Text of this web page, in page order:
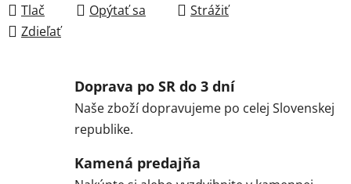
Tlač Opýtať sa
Strážiť
Zdieľať
Doprava po SR do 3 dní
Naše zboží dopravujeme po celej Slovenskej
republike.
Kamená predajňa